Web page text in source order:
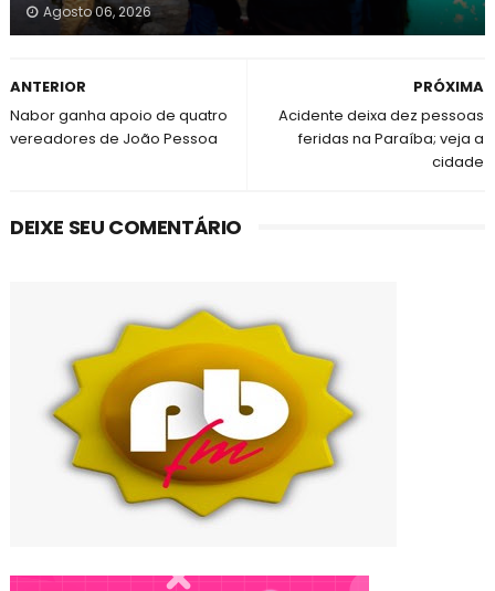
Agosto 06, 2026
PRÓXIMA
Acidente deixa dez pessoas
feridas na Paraíba; veja a
cidade
ANTERIOR
Nabor ganha apoio de quatro
vereadores de João Pessoa
DEIXE SEU COMENTÁRIO